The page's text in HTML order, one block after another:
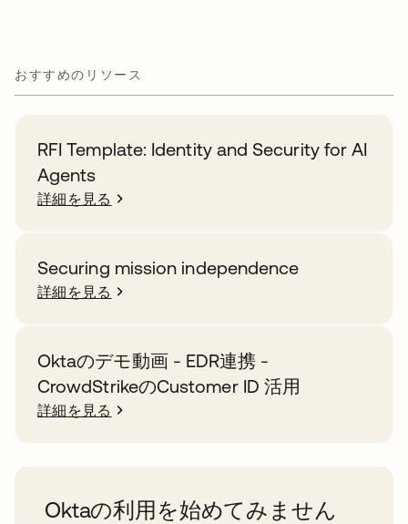
おすすめのリソース
RFI Template: Identity and Security for AI
Agents
詳細を見る
Securing mission independence
詳細を見る
Oktaのデモ動画 - EDR連携 -
CrowdStrikeのCustomer ID 活用
詳細を見る
Oktaの利用を始めてみません